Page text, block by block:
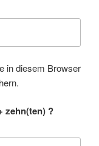
in diesem Browser
zehn(ten) ?